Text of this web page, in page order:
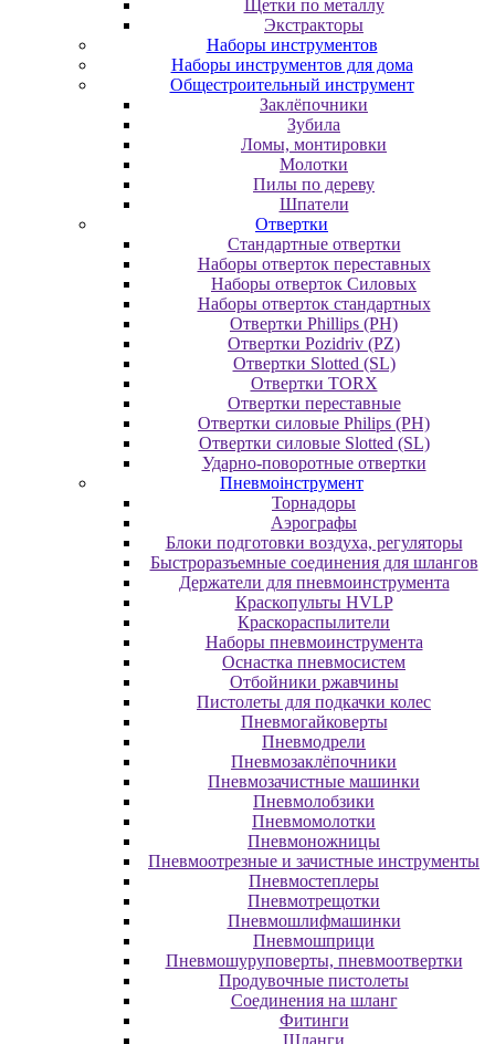
Щетки по металлу
Экcтpaктopы
Наборы инструментов
Наборы инструментов для дома
Общестроительный инструмент
Заклёпочники
Зубила
Ломы, монтировки
Молотки
Пилы по дереву
Шпатели
Отвертки
Cтандартные отвертки
Наборы отверток переставных
Наборы отверток Силовых
Наборы отверток стандартных
Отвертки Phillips (PH)
Отвертки Pozidriv (PZ)
Отвертки Slotted (SL)
Отвертки TORX
Отвертки переставные
Отвертки силовые Philips (PH)
Отвертки силовые Slotted (SL)
Ударно-поворотные отвертки
Пневмоінструмент
Topнaдopы
Аэрографы
Блоки подготовки воздуха, регуляторы
Быстроразъемные соединения для шлангов
Держатели для пневмоинструмента
Краскопульты HVLP
Краскораспылители
Наборы пневмоинструмента
Оснастка пневмосистем
Отбойники ржавчины
Пистолеты для подкачки колес
Пневмогайковерты
Пневмодрели
Пневмозаклёпочники
Пневмозачистные машинки
Пневмолобзики
Пневмомолотки
Пневмоножницы
Пневмоотрезные и зачистные инструменты
Пневмостеплеры
Пневмотрещотки
Пневмошлифмашинки
Пневмошприци
Пневмошуруповерты, пневмоотвертки
Продувочные пистолеты
Соединения на шланг
Фитинги
Шланги